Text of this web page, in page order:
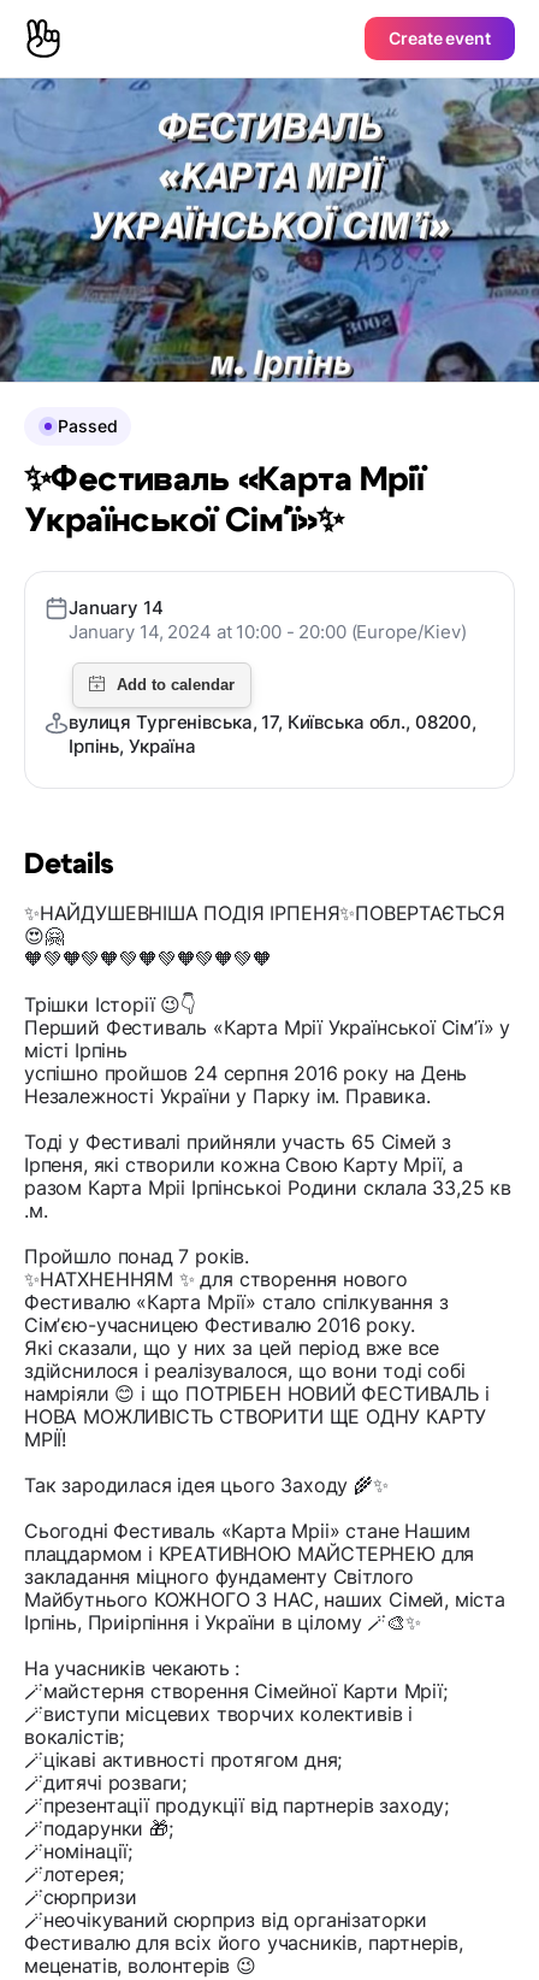
Create event
Details
✨НАЙДУШЕВНІША ПОДІЯ ІРПЕНЯ✨ПОВЕРТАЄТЬСЯ
😍🤗
🧡💚🧡💚🧡💚🧡💚🧡💚🧡💚🧡
Трішки Історії 😉👇
Перший Фестиваль «Карта Мрії Української Сімʼї» у
місті Ірпінь
успішно пройшов 24 серпня 2016 року на День
Незалежності України у Парку ім. Правика.
Тоді у Фестивалі прийняли участь 65 Сімей з
Ірпеня, які створили кожна Свою Карту Мрії, а
разом Карта Мріі Ірпінськоі Родини склала 33,25 кв
.м.
Пройшло понад 7 років.
✨НАТХНЕННЯМ ✨ для створення нового
Фестивалю «Карта Мрії» стало спілкування з
Сімʼєю-учасницею Фестивалю 2016 року.
Які сказали, що у них за цей період вже все
здійснилося і реалізувалося, що вони тоді собі
намріяли 😊 і що ПОТРІБЕН НОВИЙ ФЕСТИВАЛЬ і
НОВА МОЖЛИВІСТЬ СТВОРИТИ ЩЕ ОДНУ КАРТУ
МРІЇ!
Так зародилася ідея цього Заходу 🌾✨
Сьогодні Фестиваль «Карта Мріі» стане Нашим
плацдармом і КРЕАТИВНОЮ МАЙСТЕРНЕЮ для
закладання міцного фундаменту Світлого
Майбутнього КОЖНОГО З НАС, наших Сімей, міста
Ірпінь, Приірпіння і України в цілому 🪄🎨✨
На учасників чекають :
🪄майстерня створення Сімейної Карти Мрії;
🪄виступи місцевих творчих колективів і
вокалістів;
🪄цікаві активності протягом дня;
🪄дитячі розваги;
🪄презентації продукції від партнерів заходу;
🪄подарунки 🎁;
🪄номінації;
🪄лотерея;
🪄сюрпризи
🪄неочікуваний сюрприз від організаторки
Фестивалю для всіх його учасників, партнерів,
меценатів, волонтерів 😉
Passed
✨Фестиваль «Карта Мрії
Української Сімʼї»✨
January 14
January 14, 2024 at 10:00 - 20:00 (Europe/Kiev)
вулиця Тургенівська, 17, Київська обл., 08200,
Ірпінь, Україна